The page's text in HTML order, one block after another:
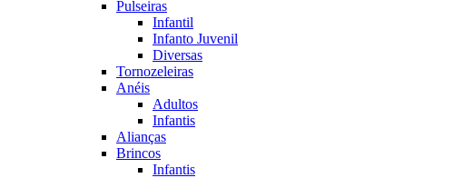
Pulseiras
Infantil
Infanto Juvenil
Diversas
Tornozeleiras
Anéis
Adultos
Infantis
Alianças
Brincos
Infantis